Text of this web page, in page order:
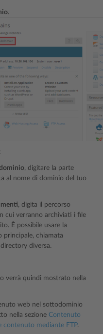
.
, digitare la parte
al nome di dominio del tuo
, digita il percorso
cui verranno archiviati i file
È possibile usare la
principale, chiamata
diversa.
verrà quindi mostrato nella
web nel sottodominio
nella sezione Contenuto
contenuto mediante FTP.